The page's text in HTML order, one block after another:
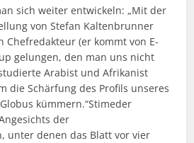
sich weiter entwickeln: „Mit der
von Stefan Kaltenbrunner
(er kommt von E-
gelungen, den man uns nicht
Arabist und Afrikanist
die Schärfung des Profils unseres
kümmern.“Stimeder
der
unter denen das Blatt vor vier